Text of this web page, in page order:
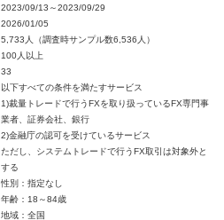
2023/09/13～2023/09/29
2026/01/05
5,733人（調査時サンプル数6,536人）
100人以上
33
以下すべての条件を満たすサービス
1)裁量トレードで行うFXを取り扱っているFX専門事
業者、証券会社、銀行
2)金融庁の認可を受けているサービス
ただし、システムトレードで行うFX取引は対象外と
する
性別：指定なし
年齢：18～84歳
地域：全国